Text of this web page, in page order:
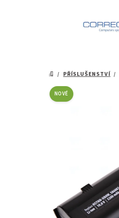
DOMŮ
/ PŘÍSLUŠENSTVÍ /
NOVÉ